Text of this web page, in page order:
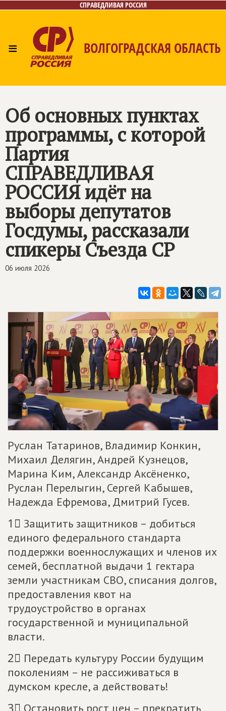
СПРАВЕДЛИВАЯ РОССИЯ
≡ ВОЛГОГРАДСКАЯ ОБЛАСТЬ
Об основных пунктах
программы, с которой
Партия
СПРАВЕДЛИВАЯ
РОССИЯидёт на
выборы депутатов
Госдумы, рассказали
спикеры Съезда СР
06 июля 2026
Руслан Татаринов, Владимир Конкин,
Михаил Делягин, Андрей Кузнецов,
Марина Ким, Александр Аксёненко,
Руслан Перелыгин, Сергей Кабышев,
Надежда Ефремова, Дмитрий Гусев.
1⃣ Защитить защитников – добиться
единого федерального стандарта
поддержки военнослужащих и членов их
семей, бесплатной выдачи 1 гектара
земли участникам СВО, списания долгов,
предоставления квот на
трудоустройство в органах
государственной и муниципальной
власти.
2⃣ Передать культуру России будущим
поколениям – не рассиживаться в
думском кресле, а действовать!
3⃣ Остановить рост цен – прекратить